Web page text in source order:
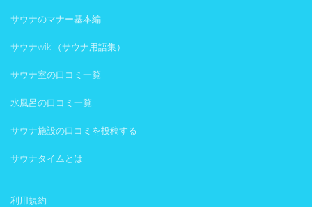
サウナのマナー基本編
サウナwiki（サウナ用語集）
サウナ室の口コミ一覧
水風呂の口コミ一覧
サウナ施設の口コミを投稿する
サウナタイムとは
利用規約